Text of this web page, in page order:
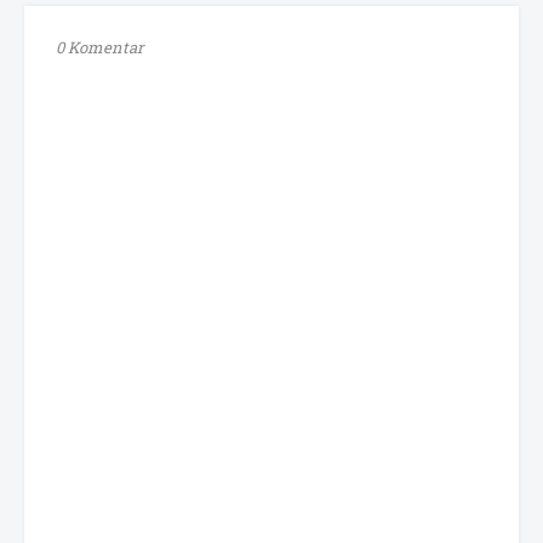
0 Komentar